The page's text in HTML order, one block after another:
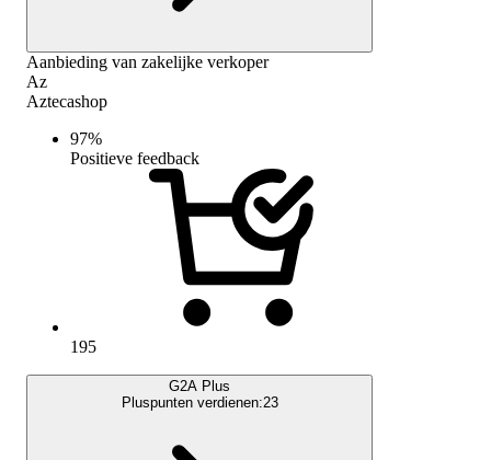
Aanbieding van zakelijke verkoper
Az
Aztecashop
97%
Positieve feedback
195
G2A Plus
Pluspunten verdienen:23